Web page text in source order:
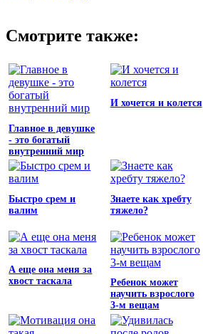
Смотрите также:
Главное в девушке
- это богатый
внутренний мир
И хочется и колется
Быстро срем и
валим
Знаете как хребту
тяжело?
А еще она меня за
хвост таскала
Ребенок может
научить взрослого
3-м вещам